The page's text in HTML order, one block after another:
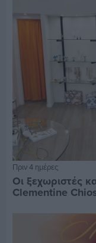
Πριν 4 ημέρες
Οι ξεχωριστές
Clementine